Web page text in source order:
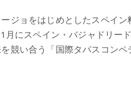
ジョをはじめとしたスペイ
にスペイン・バジャドリー
競い合う「国際タパスコンペ